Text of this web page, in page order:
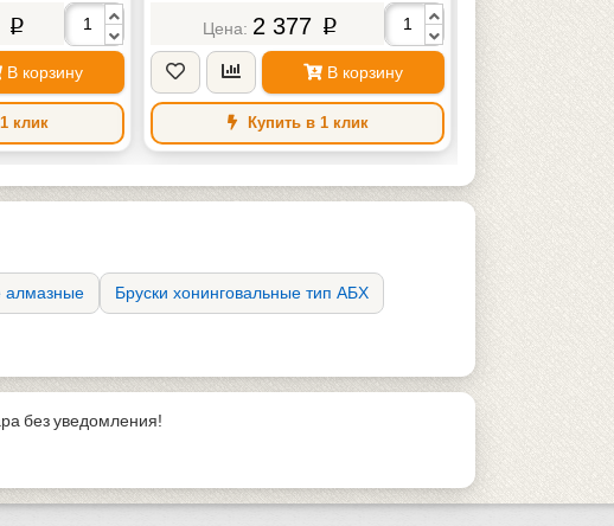
p
В корзину
клик
2 377 p
В корзину
Купить в 1 клик
алмазные Бруски хонинговальные тип АБХ
без уведомления!